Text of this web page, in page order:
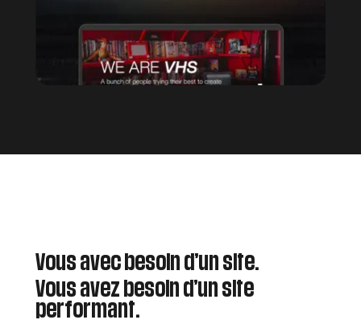
Vous avec besoin d’un site.
Vous avez besoin d’un site
performant.